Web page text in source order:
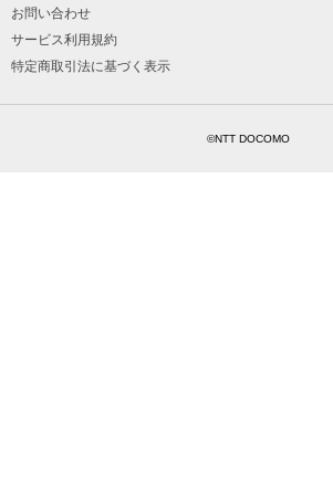
お問い合わせ
サービス利用規約
特定商取引法に基づく表示
©NTT DOCOMO